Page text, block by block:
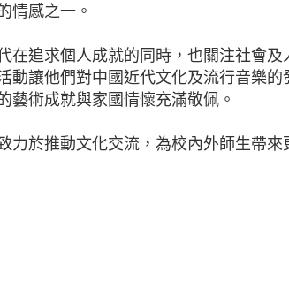
情感之一。
在追求個人成就的同時，也關注社會及
動讓他們對中國近代文化及流行音樂的
藝術成就與家國情懷充滿敬佩。
力於推動文化交流，為校內外師生帶來